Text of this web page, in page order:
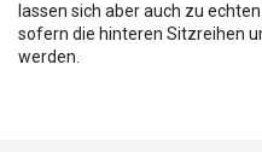
lassen sich aber auch zu
sofern die hinteren Sitzreihen
werden.